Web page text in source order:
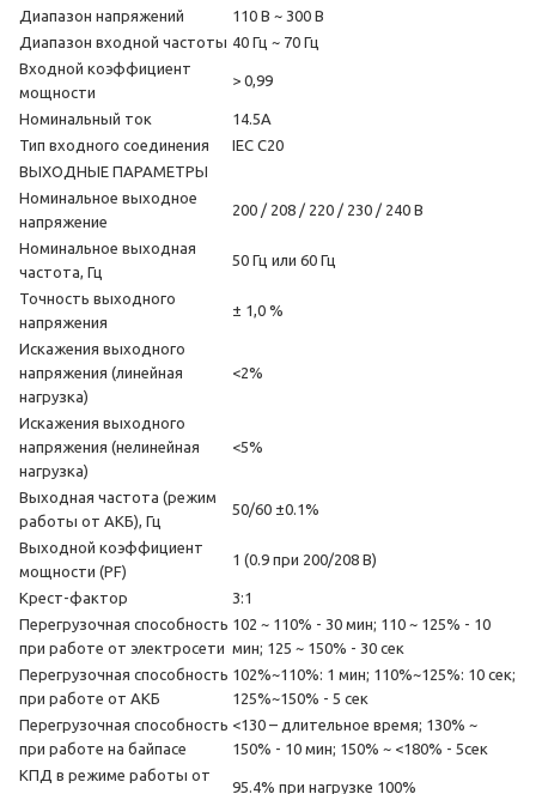
Диапазон напряжений
110 В ~ 300 В
Диапазон входной частоты 40 Гц ~ 70 Гц
Входной коэффициент
мощности
> 0,99
Номинальный ток
14.5А
Тип входного соединения
IEC C20
ВЫХОДНЫЕ ПАРАМЕТРЫ
Номинальное выходное
напряжение
200 / 208 / 220 / 230 / 240 В
Номинальное выходная
частота, Гц
50 Гц или 60 Гц
Точность выходного
напряжения
± 1,0 %
Искажения выходного
напряжения (линейная
нагрузка)
<2%
Искажения выходного
напряжения (нелинейная
нагрузка)
<5%
Выходная частота (режим
работы от АКБ), Гц
50/60 ±0.1%
Выходной коэффициент
мощности (PF)
1 (0.9 при 200/208 В)
Крест-фактор
3:1
Перегрузочная способность
при работе от электросети
102 ~ 110% - 30 мин; 110 ~ 125% - 10
мин; 125 ~ 150% - 30 сек
Перегрузочная способность
при работе от АКБ
102%~110%: 1 мин; 110%~125%: 10 сек;
125%~150% - 5 сек
Перегрузочная способность
при работе на байпасе
<130 – длительное время; 130% ~
150% - 10 мин; 150% ~ <180% - 5сек
КПД в режиме работы от
95.4% при нагрузке 100%